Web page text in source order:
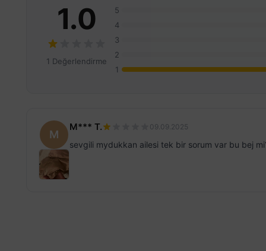
1.0
1 Değerlendirme
5
4
3
2
1
M
M*** T. 09.09.2025
sevgili mydukkan ailesi tek bir sorum var bu bej